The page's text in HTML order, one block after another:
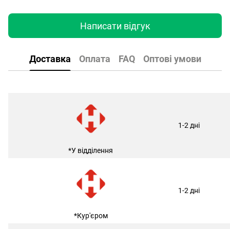
Написати відгук
Доставка Оплата FAQ Оптові умови
*У відділення
1-2 дні
*Кур'єром
1-2 дні